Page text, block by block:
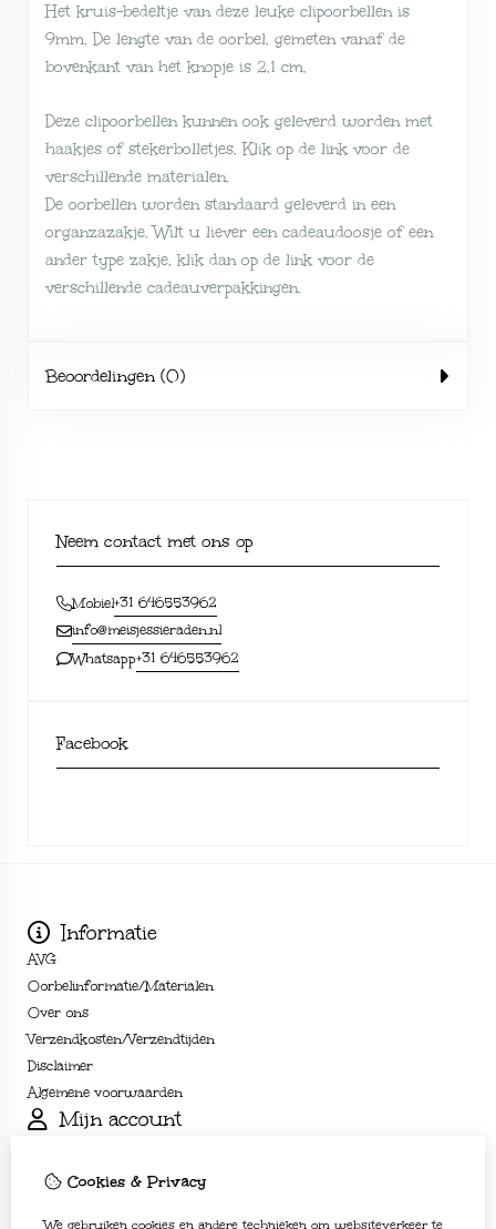
Het kruis-bedeltje van deze leuke clipoorbellen is
9mm. De lengte van de oorbel, gemeten vanaf de
bovenkant van het knopje is 2,1 cm.
Deze clipoorbellen kunnen ook geleverd worden met
haakjes of stekerbolletjes. Klik op de link voor de
verschillende materialen.
De oorbellen worden standaard geleverd in een
organzazakje. Wilt u liever een cadeaudoosje of een
ander type zakje, klik dan op de link voor de
verschillende cadeauverpakkingen.
Beoordelingen (0)
Neem contact met ons op
Mobiel+31 646553962
info@meisjessieraden.nl
Whatsapp+31 646553962
Facebook
Informatie
AVG
Oorbelinformatie/Materialen
Over ons
Verzendkosten/Verzendtijden
Disclaimer
Algemene voorwaarden
Mijn account
Bestelhistorie
Cookies & Privacy
We gebruiken cookies en andere technieken om websiteverkeer te